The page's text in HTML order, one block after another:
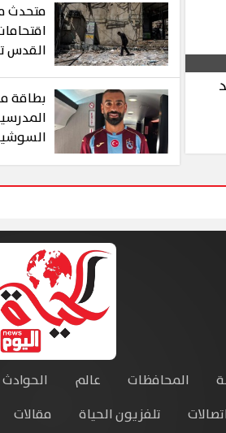
متحدث
القدس
لأهداف
بطاقة
المحافظات عالم الحوادث
تلفزيون الحياة مقالات